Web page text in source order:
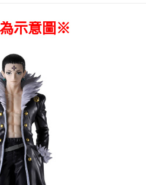
示意圖※